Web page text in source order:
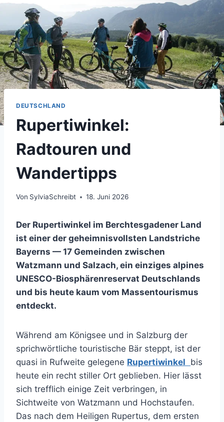
DEUTSCHLAND
Rupertiwinkel:
Radtouren und
Wandertipps
Von SylviaSchreibt 18. Juni 2026
Der Rupertiwinkel im Berchtesgadener Land
ist einer der geheimnisvollsten Landstriche
Bayerns — 17 Gemeinden zwischen
Watzmann und Salzach, ein einziges alpines
UNESCO-Biosphärenreservat Deutschlands
und bis heute kaum vom Massentourismus
entdeckt.
Während am Königsee und in Salzburg der
sprichwörtliche touristische Bär steppt, ist der
quasi in Rufweite gelegene Rupertiwinkel bis
heute ein recht stiller Ort geblieben. Hier lässt
sich trefflich einige Zeit verbringen, in
Sichtweite von Watzmann und Hochstaufen.
Das nach dem Heiligen Rupertus, dem ersten